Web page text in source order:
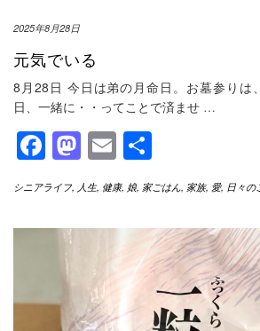
2025年8月28日
元気でいる
8月28日 今日は弟の月命日。お墓参りは
日、一緒に・・ってことで済ませ …
Facebook
Mastodon
Email
有
シニアライフ, 人生, 健康, 娘, 家ごはん, 家族, 愛, 日々の